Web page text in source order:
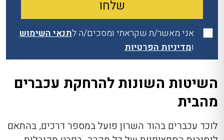
אני מאשר/ת שקראתי ומסכים/ה לתנאי השימוש
ומדיניות הפרטיות
השיטות השונות להרחקת עכברים
מהבית
לוכד עכברים בהוד השרון פועל במספר דרכים, בהתאם